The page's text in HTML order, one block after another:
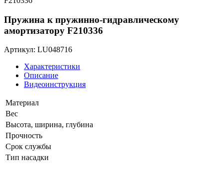
Пружина к пружинно-гидравлическому
амортизатору F210336
Артикул: LU048716
Характеристики
Описание
Видеоинструкция
Материал
Вес
Высота, ширина, глубина
Прочность
Срок службы
Тип насадки